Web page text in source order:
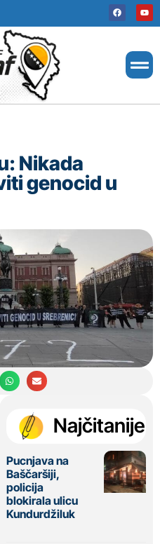
Nikada
genocid u
Najčitanije
Pucnjava na
Baščaršiji,
policija
blokirala ulicu
Kundurdžiluk